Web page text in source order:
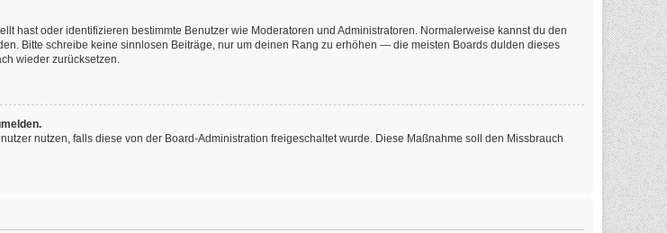
hast oder identifizieren bestimmte Benutzer wie Moderatoren und Administratoren. Normalerweise kannst du den
Bitte schreibe keine sinnlosen Beiträge, nur um deinen Rang zu erhöhen — die meisten Boards dulden dieses
wieder zurücksetzen.
nutzen, falls diese von der Board-Administration freigeschaltet wurde. Diese Maßnahme soll den Missbrauch